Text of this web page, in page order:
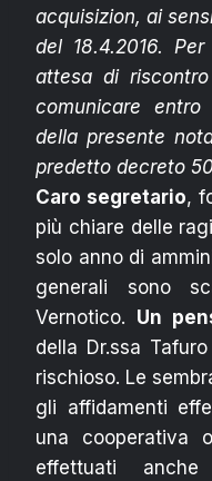
acquisizion, ai
del 18.4.2016.
attesa di
comunicare
della presente
predetto decreto
Caro segretario,
più chiare delle
solo anno di
generali sono
Vernotico. Un
della Dr.ssa
rischioso. Le
gli affidamenti
una cooperativa
effettuati